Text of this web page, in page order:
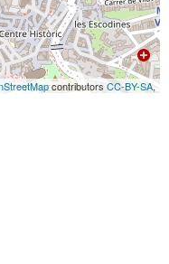
contributors CC-BY-SA,